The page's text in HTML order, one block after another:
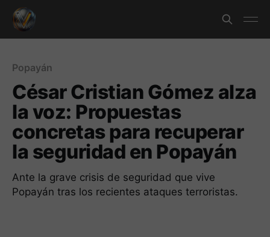
Popayán
César Cristian Gómez alza
la voz: Propuestas
concretas para recuperar
la seguridad en Popayán
Ante la grave crisis de seguridad que vive
Popayán tras los recientes ataques terroristas.